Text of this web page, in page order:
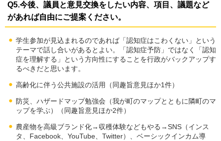
Q5.今後、議員と意見交換をしたい内容、項目、議題など
があれば自由にご提案ください。
学生参加が見込まれるのであれば「認知症はこわくない」という
テーマで話し合いがあるとよい。「認知症予防」ではなく「認知
症を理解する」という方向性にすることを行政がバックアップす
るべきだと思います。
高齢化に伴う公共施設の活用（同趣旨意見ほか1件）
防災、ハザードマップ勉強会（我が町のマップとともに隣町のマ
ップを学ぶ）（同趣旨意見ほか2件）
農産物を高級ブランド化→収穫体験などもやる→SNS（インス
タ、Facebook、YouTube、Twitter）、ベーシックインカム導